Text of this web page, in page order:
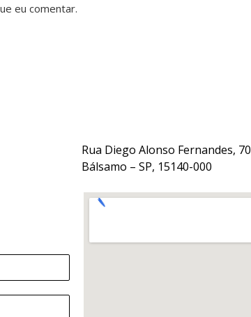
eu comentar.
Rua Diego Alonso Fernandes, 70
Bálsamo – SP, 15140-000